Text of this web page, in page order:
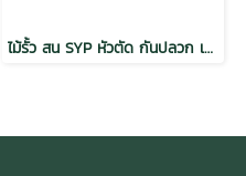
ไม้รั้ว สน SYP หัวตัด กันปลวก เกรดเนเชอรัล